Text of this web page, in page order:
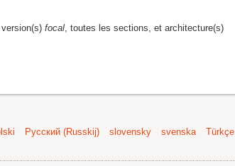
focal, toutes les sections, et architecture(s)
Русский (Russkij) slovensky svenska
Türkçe